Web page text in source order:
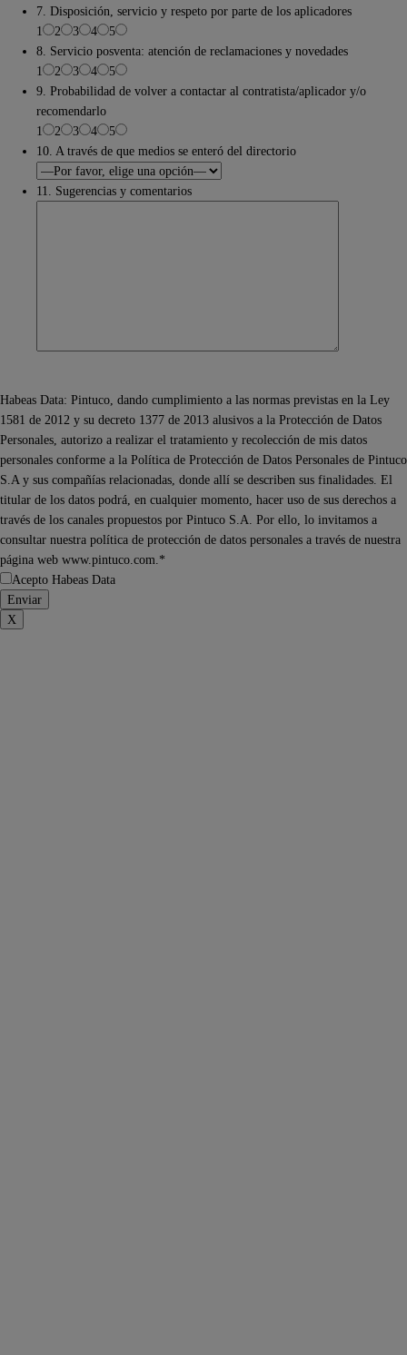
7. Disposición, servicio y respeto por parte de los aplicadores
1
2 3 4
5
8. Servicio posventa: atención de reclamaciones y novedades
1
2 3 4
5
9. Probabilidad de volver a contactar al contratista/aplicador y/o
recomendarlo
1
2 3 4
5
10. A través de que medios se enteró del directorio
11. Sugerencias y comentarios
Habeas Data: Pintuco, dando cumplimiento a las normas previstas en la Ley
1581 de 2012 y su decreto 1377 de 2013 alusivos a la Protección de Datos
Personales, autorizo a realizar el tratamiento y recolección de mis datos
personales conforme a la Política de Protección de Datos Personales de Pintuco
S.A y sus compañías relacionadas, donde allí se describen sus finalidades. El
titular de los datos podrá, en cualquier momento, hacer uso de sus derechos a
través de los canales propuestos por Pintuco S.A. Por ello, lo invitamos a
consultar nuestra política de protección de datos personales a través de nuestra
página web www.pintuco.com.*
Acepto Habeas Data
X